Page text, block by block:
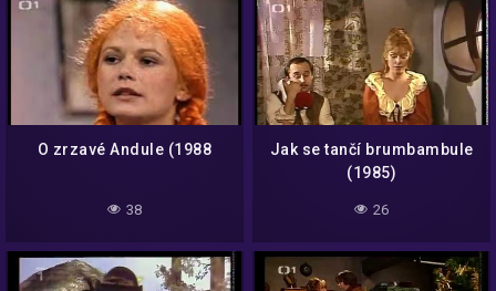
O zrzavé Andule (1988
38
Jak se tančí brumbambule
(1985)
26